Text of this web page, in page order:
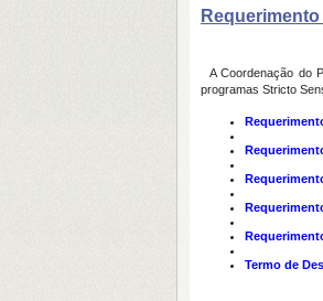
A Coordenação do
programas Stricto
Termo de